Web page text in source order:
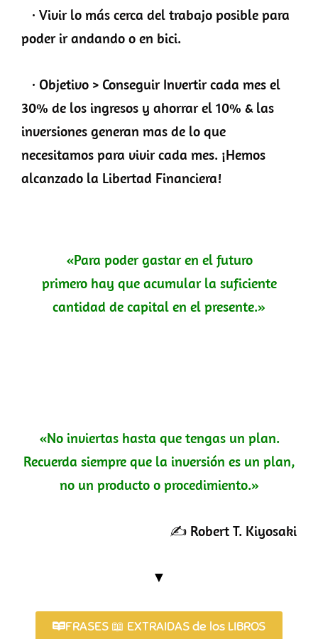
· Vivir lo más cerca del trabajo posible para
poder ir andando o en bici.
· Objetivo > Conseguir Invertir cada mes el
30% de los ingresos y ahorrar el 10% & las
inversiones generan mas de lo que
necesitamos para vivir cada mes. ¡Hemos
alcanzado la Libertad Financiera!
«Para poder gastar en el futuro
primero hay que acumular la suficiente
cantidad de capital en el presente.»
«No inviertas hasta que tengas un plan.
Recuerda siempre que la inversión es un plan,
no un producto o procedimiento.»
✍️ Robert T. Kiyosaki
▼
FRASES 📖 EXTRAIDAS de los LIBROS